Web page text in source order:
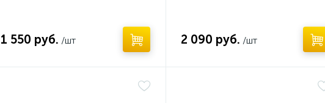
1 550 руб. /шт 2 090 руб. /шт